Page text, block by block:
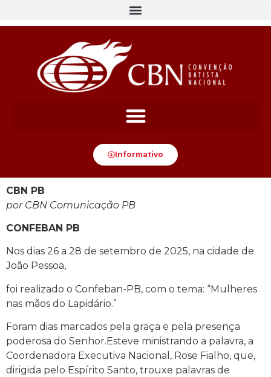
Informativo
CBN PB
por CBN Comunicação PB
CONFEBAN PB
Nos dias 26 a 28 de setembro de 2025, na cidade de
João Pessoa,
foi realizado o Confeban-PB, com o tema: “Mulheres
nas mãos do Lapidário.”
Foram dias marcados pela graça e pela presença
poderosa do Senhor.Esteve ministrando a palavra, a
Coordenadora Executiva Nacional, Rose Fialho, que,
dirigida pelo Espírito Santo, trouxe palavras de